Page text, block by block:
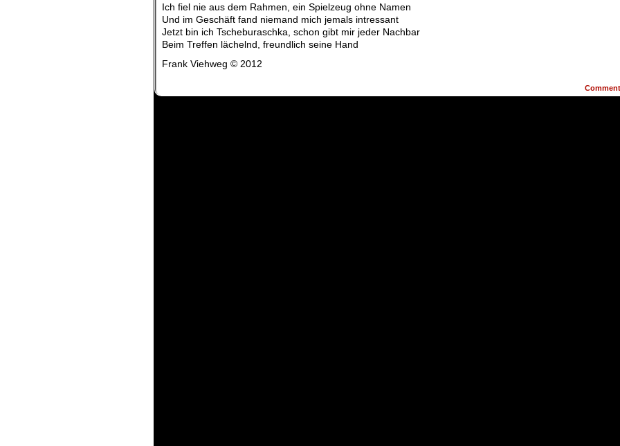
Ich fiel nie aus dem Rahmen, ein Spielzeug ohne Namen
Und im Geschäft fand niemand mich jemals intressant
Jetzt bin ich Tscheburaschka, schon gibt mir jeder Nachbar
Beim Treffen lächelnd, freundlich seine Hand
Frank Viehweg © 2012